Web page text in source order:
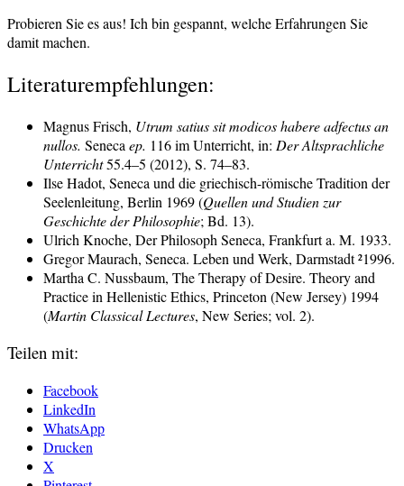
Probieren Sie es aus! Ich bin gespannt, welche Erfahrungen Sie
damit machen.
Literaturempfehlungen:
Magnus Frisch, Utrum satius sit modicos habere adfectus an
nullos. Seneca ep. 116 im Unterricht, in: Der Altsprachliche
Unterricht55.4–5 (2012), S. 74–83.
Ilse Hadot, Seneca und die griechisch-römische Tradition der
Seelenleitung, Berlin 1969 (Quellen und Studien zur
Geschichte der Philosophie; Bd. 13).
Ulrich Knoche, Der Philosoph Seneca, Frankfurt a. M. 1933.
Gregor Maurach, Seneca. Leben und Werk, Darmstadt ²1996.
Martha C. Nussbaum, The Therapy of Desire. Theory and
Practice in Hellenistic Ethics, Princeton (New Jersey) 1994
(Martin Classical Lectures, New Series; vol. 2).
Teilen mit:
Facebook
LinkedIn
WhatsApp
Drucken
X